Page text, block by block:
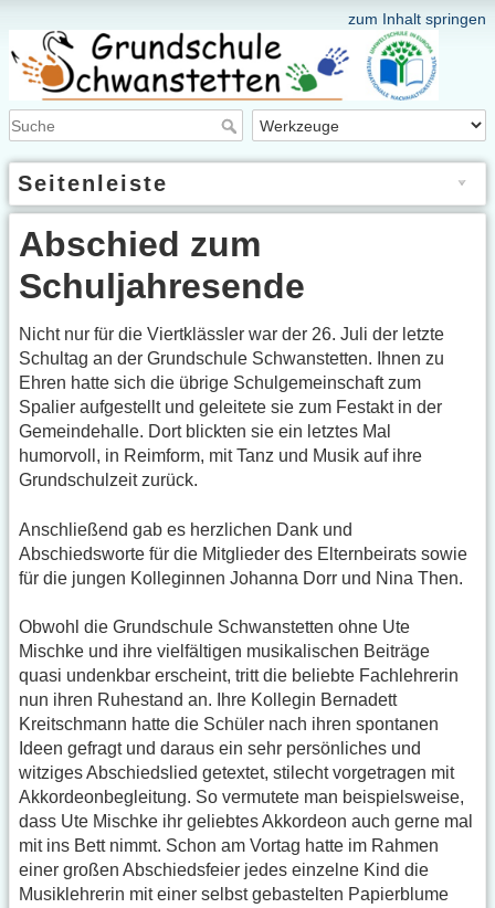
zum Inhalt springen
Seitenleiste
Abschied zum
Schuljahresende
Nicht nur für die Viertklässler war der 26. Juli der letzte
Schultag an der Grundschule Schwanstetten. Ihnen zu
Ehren hatte sich die übrige Schulgemeinschaft zum
Spalier aufgestellt und geleitete sie zum Festakt in der
Gemeindehalle. Dort blickten sie ein letztes Mal
humorvoll, in Reimform, mit Tanz und Musik auf ihre
Grundschulzeit zurück.
Anschließend gab es herzlichen Dank und
Abschiedsworte für die Mitglieder des Elternbeirats sowie
für die jungen Kolleginnen Johanna Dorr und Nina Then.
Obwohl die Grundschule Schwanstetten ohne Ute
Mischke und ihre vielfältigen musikalischen Beiträge
quasi undenkbar erscheint, tritt die beliebte Fachlehrerin
nun ihren Ruhestand an. Ihre Kollegin Bernadett
Kreitschmann hatte die Schüler nach ihren spontanen
Ideen gefragt und daraus ein sehr persönliches und
witziges Abschiedslied getextet, stilecht vorgetragen mit
Akkordeonbegleitung. So vermutete man beispielsweise,
dass Ute Mischke ihr geliebtes Akkordeon auch gerne mal
mit ins Bett nimmt. Schon am Vortag hatte im Rahmen
einer großen Abschiedsfeier jedes einzelne Kind die
Musiklehrerin mit einer selbst gebastelten Papierblume